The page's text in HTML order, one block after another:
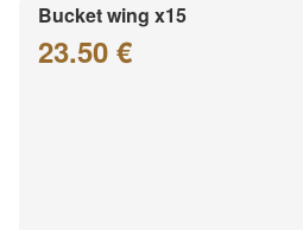
Bucket wing x15
23.50 €